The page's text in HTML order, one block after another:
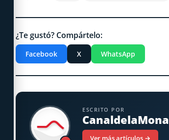
¿Te gustó? Compártelo:
Facebook X WhatsApp
ESCRITO POR
CanaldelaMona
Ver más artículos →